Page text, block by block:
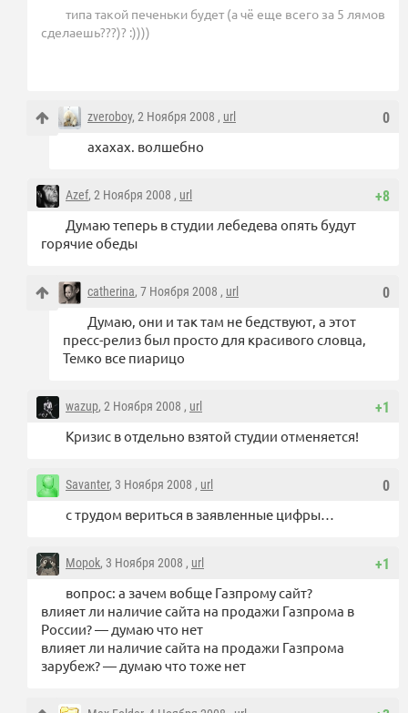
типа такой печеньки будет (а чё еще всего за 5 лямов
сделаешь???)? :))))
0
zveroboy, 2 Ноября 2008 , url
ахахах. волшебно
+8
Azef, 2 Ноября 2008 , url
Думаю теперь в студии лебедева опять будут
горячие обеды
0
catherina, 7 Ноября 2008 , url
Думаю, они и так там не бедствуют, а этот
пресс-релиз был просто для красивого словца,
Темко все пиарицо
+1
wazup, 2 Ноября 2008 , url
Кризис в отдельно взятой студии отменяется!
0
Savanter, 3 Ноября 2008 , url
с трудом вериться в заявленные цифры…
+1
Mopok, 3 Ноября 2008 , url
вопрос: а зачем вобще Газпрому сайт?
влияет ли наличие сайта на продажи Газпрома в
России? — думаю что нет
влияет ли наличие сайта на продажи Газпрома
зарубеж? — думаю что тоже нет